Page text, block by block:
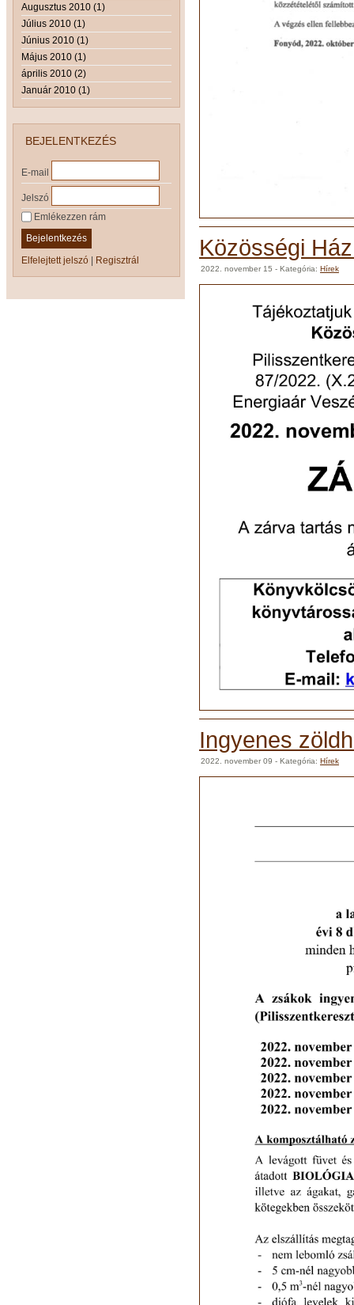
Augusztus 2010 (1)
Július 2010 (1)
Június 2010 (1)
Május 2010 (1)
április 2010 (2)
Január 2010 (1)
BEJELENTKEZÉS
E-mail
Jelszó
Emlékezzen rám
Bejelentkezés
Elfelejtett jelszó | Regisztrál Közösségi
2022. november 15 - Kategória: Hírek
Ingyenes
2022. november 09 - Kategória: Hírek